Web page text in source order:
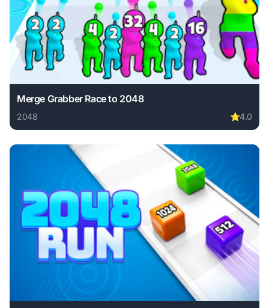
Merge Grabber Race to 2048
2048 ⭐4.0
Play Merge Grabber Race to 2048 online free. 2048